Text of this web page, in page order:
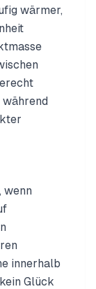
wärmer,
wenn
innerhalb
Glück